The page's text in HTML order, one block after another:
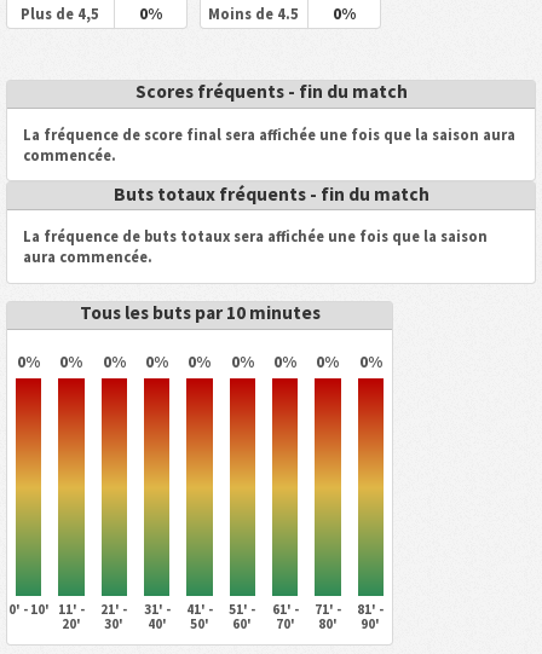
Plus de 4,5 0% Moins de 4.5 0%
Scores fréquents - fin du match
La fréquence de score final sera affichée une fois que la saison aura
commencée.
Buts totaux fréquents - fin du match
La fréquence de buts totaux sera affichée une fois que la saison
aura commencée.
Tous les buts par 10 minutes
0% 0% 0% 0% 0% 0% 0% 0% 0%
0' - 10'
11' -
20'
21' -
30'
31' -
40'
41' -
50'
51' -
60'
61' -
70'
71' -
80'
81' -
90'